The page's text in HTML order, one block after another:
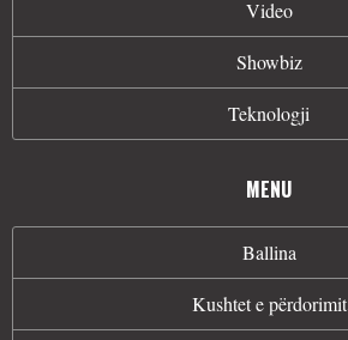
Video
Showbiz
Teknologji
MENU
Ballina
Kushtet e përdorimit